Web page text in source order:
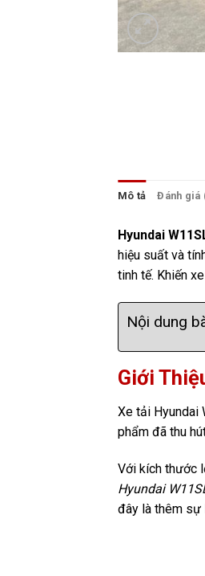
Mô tả Đánh giá
Hyundai
hiệu suất và
tinh tế. Khiến
Nội dung
Giới
Xe tải Hyundai
phẩm đã thu
Với kích thước
Hyundai
đây là thêm sự